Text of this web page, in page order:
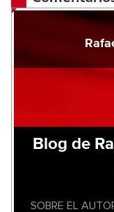
Blog de
SOBRE EL